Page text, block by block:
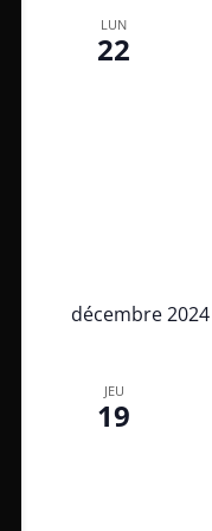
LUN
22
décembre 2024
JEU
19